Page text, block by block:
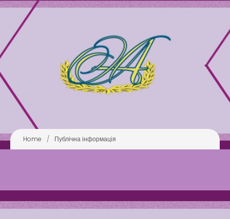
Про Академію
Розділи сайта
Бібліотека
Latter match class
Home / Публічна інформація